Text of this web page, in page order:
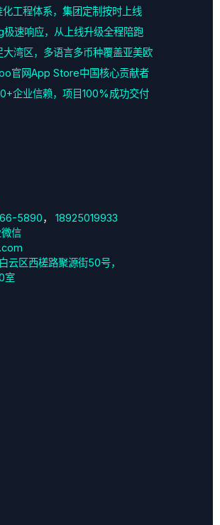
化工程体系，集团定制按时上线
极速响应，从上线升级全程陪跑
大湾区，多语言多币种覆盖亚美欧
官网App Store中国核心贡献者
企业信赖，项目100%成功交付
5890， 18925019933
信
云区西槎路聚源街50号，
室